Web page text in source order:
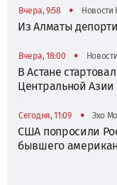
Вчера, 9:58 • Новости
Из Алматы
Вчера, 18:00 •
В Астане
Центральной Азии
Сегодня, 11:09 • Эхо
США попросили
бывшего